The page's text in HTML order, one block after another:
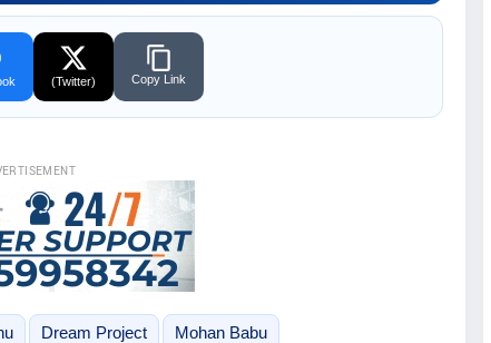
(Twitter) Copy Link
Dream Project Mohan Babu